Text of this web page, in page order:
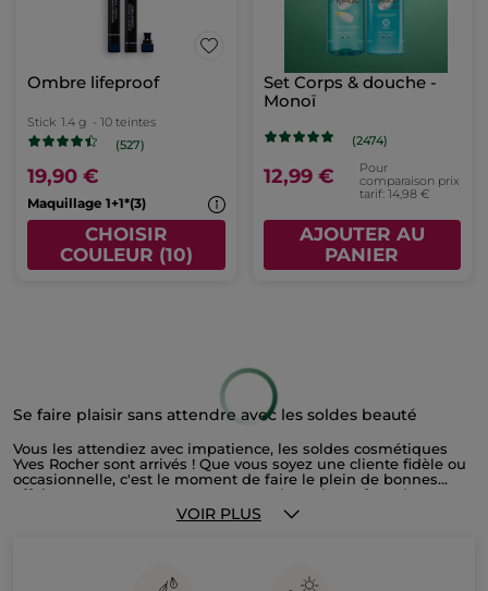
Ombre lifeproof
Stick 1.4 g - 10 teintes
(527)
19,90 €
Maquillage 1+1*(3)
CHOISIR
COULEUR (10)
Set Corps & douche -
Monoï
(2474)
12,99 €
Pour
comparaison prix
tarif: 14,98 €
AJOUTER AU
PANIER
Se faire plaisir sans attendre avec les soldes beauté
Vous les attendiez avec impatience, les soldes cosmétiques
Yves Rocher sont arrivés ! Que vous soyez une cliente fidèle ou
occasionnelle, c'est le moment de faire le plein de bonnes
affaires. Vous trouverez sans aucun doute le parfum de vos
rêves à prix tout doux, des articles de maquillage discount, et
de nombreux produits cosmétiques à tarif réduit. Chez Yves
beauté et bénéficier d'offres exceptionnelles sur de multiples
VOIR PLUS